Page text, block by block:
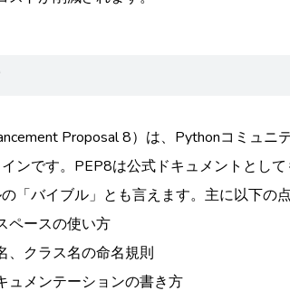
Proposal 8）は、Pythonコミュニ
ンです。PEP8は公式ドキュメントとし
「バイブル」とも言えます。主に以下の
ペースの使い方
、クラス名の命名規則
ュメンテーションの書き方